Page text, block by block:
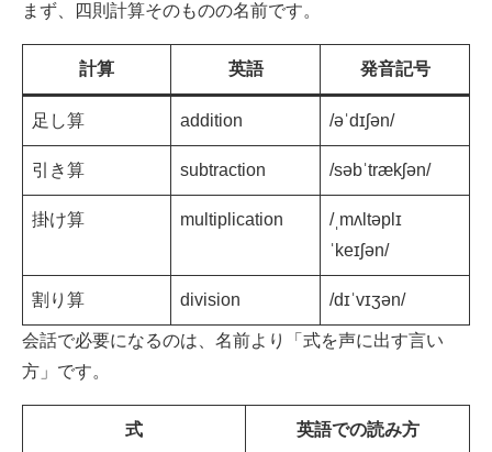
まず、四則計算そのものの名前です。
計算 英語 発音記号
足し算 addition /əˈdɪʃən/
引き算 subtraction /səbˈtrækʃən/
掛け算 multiplication
/ˌmʌltəplɪ
ˈkeɪʃən/
割り算 division /dɪˈvɪʒən/
会話で必要になるのは、名前より「式を声に出す言い
方」です。
式 英語での読み方